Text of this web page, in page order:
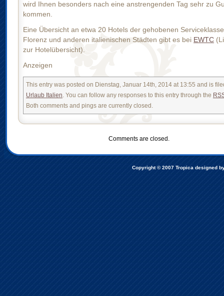
wird Ihnen besonders nach eine anstrengenden Tag sehr zu
kommen.
Eine Übersicht an etwa 20 Hotels der gehobenen
Florenz und anderen italienischen Städten gibt es bei EWTC
zur Hotelübersicht).
Anzeigen
This entry was posted on Dienstag, Januar 14th, 2014 at 13:55 and is
Urlaub Italien. You can follow any responses to this entry through the
Both comments and pings are currently closed.
Comments are closed.
Copyright © 2007 Tropica designed